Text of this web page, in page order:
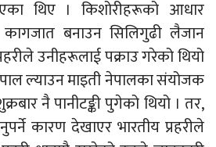
थिए । किशोरीहरूको आधार
बनाउन सिलिगुढी लैजान
उनीहरूलाई पक्राउ गरेको थियो
ल्याउन माइती नेपालका संयोजक
नै पानीटङ्की पुगेको थियो । तर,
कारण देखाएर भारतीय प्रहरीले